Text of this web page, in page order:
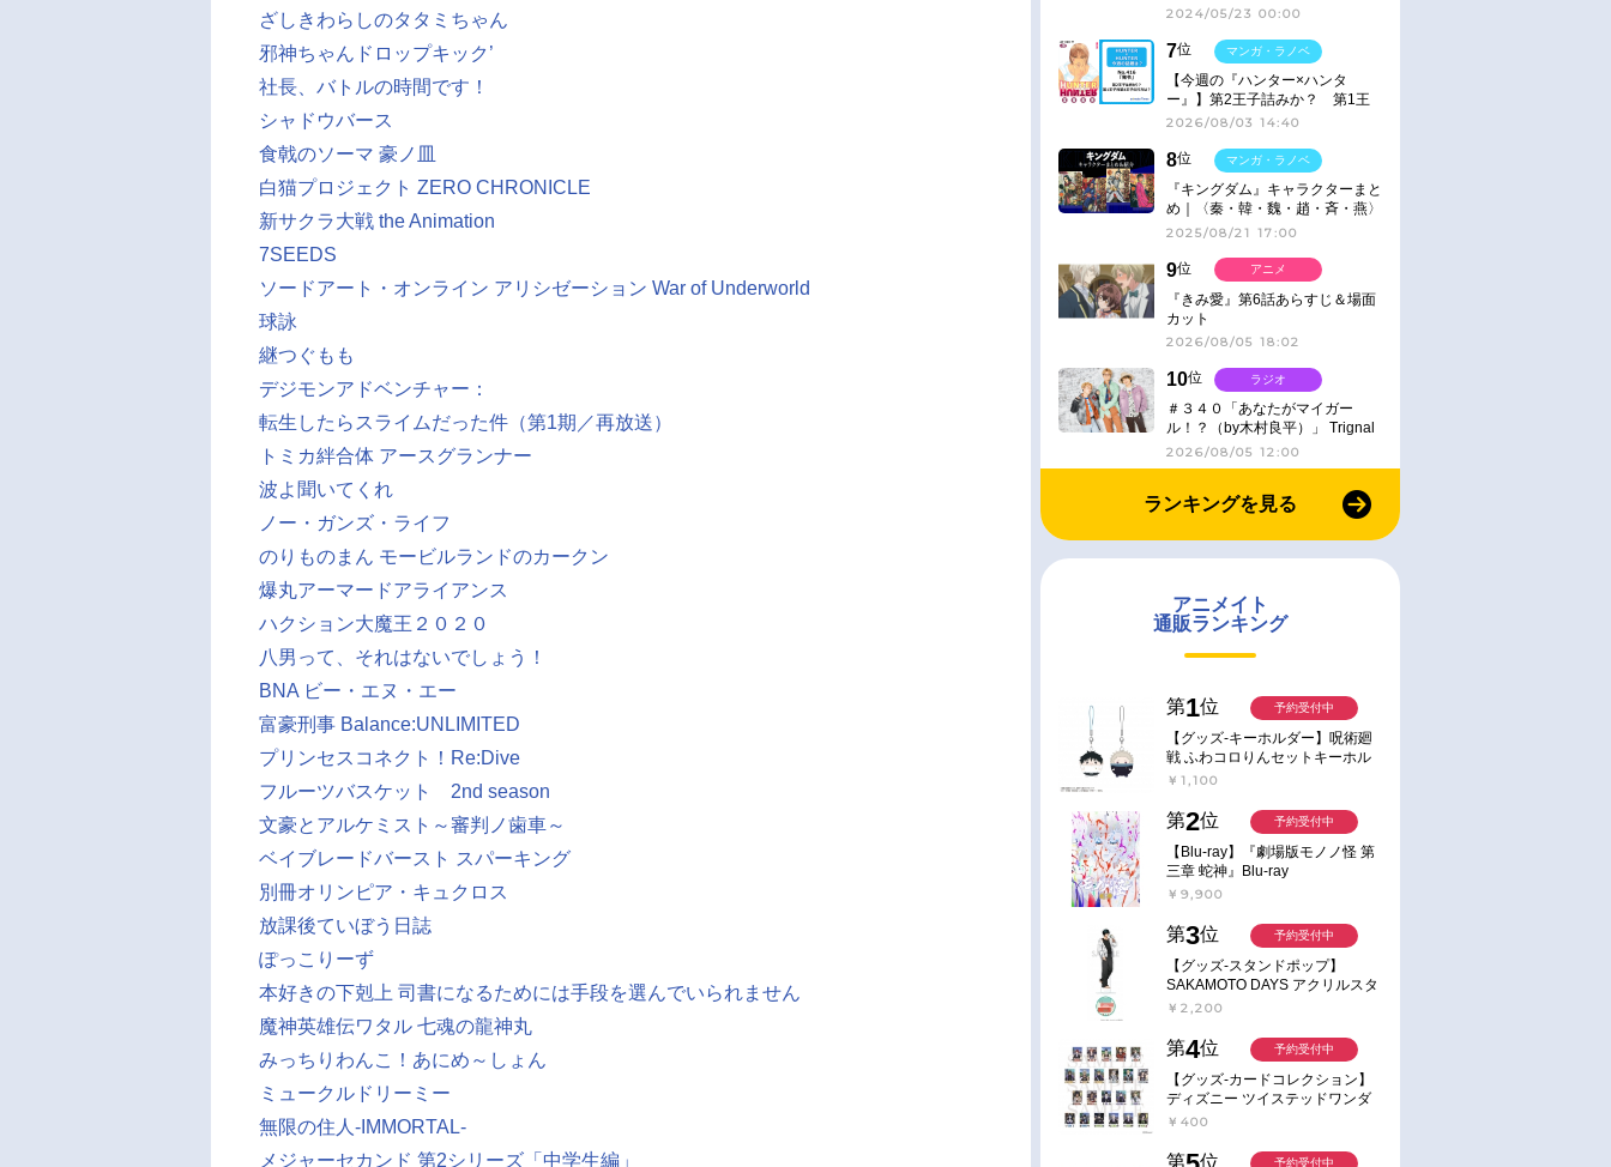
ざしきわらしのタタミちゃん
邪神ちゃんドロップキック’
社長、バトルの時間です！
シャドウバース
食戟のソーマ 豪ノ皿
白猫プロジェクト ZERO CHRONICLE
新サクラ大戦 the Animation
7SEEDS
ソードアート・オンライン アリシゼーション War of Underworld
球詠
継つぐもも
デジモンアドベンチャー：
転生したらスライムだった件（第1期／再放送）
トミカ絆合体 アースグランナー
波よ聞いてくれ
ノー・ガンズ・ライフ
のりものまん モービルランドのカークン
爆丸アーマードアライアンス
ハクション大魔王２０２０
八男って、それはないでしょう！
BNA ビー・エヌ・エー
富豪刑事 Balance:UNLIMITED
プリンセスコネクト！Re:Dive
フルーツバスケット 2nd season
文豪とアルケミスト～審判ノ歯車～
ベイブレードバースト スパーキング
別冊オリンピア・キュクロス
放課後ていぼう日誌
ぽっこりーず
本好きの下剋上 司書になるためには手段を選んでいられません
魔神英雄伝ワタル 七魂の龍神丸
みっちりわんこ！あにめ～しょん
ミュークルドリーミー
無限の住人-IMMORTAL-
メジャーセカンド 第2シリーズ「中学生編」
2024/05/23 00:00
7位
【今週の『ハンター×ハンタ
ー』】第2王子詰みか？ 第1王
子と第4王子が対峙「発令」＜
2026/08/03 14:40
マンガ・ラノベ
8位
『キングダム』キャラクターまと
め｜〈秦・韓・魏・趙・斉・燕〉
2025/08/21 17:00
マンガ・ラノベ
9位
『きみ愛』第6話あらすじ＆場面
カット
2026/08/05 18:02
アニメ
10位
＃３４０「あなたがマイガー
ル！？（by木村良平）」 Trignal
のキラキラ☆ビートＲ
2026/08/05 12:00
ラジオ
ランキングを見る
アニメイト
通販ランキング
第1位
【グッズ-キーホルダー】呪術廻
戦 ふわコロりんセットキーホル
ダー【アニメイト特典付】
￥1,100
予約受付中
第2位
【Blu-ray】『劇場版モノノ怪 第
三章 蛇神』Blu-ray
￥9,900
予約受付中
第3位
【グッズ-スタンドポップ】
SAKAMOTO DAYS アクリルスタ
ンド～Sunny Afternoon～ 4.南雲
￥2,200
予約受付中
第4位
【グッズ-カードコレクション】
ディズニー ツイステッドワンダ
ーランド ランダムカードコレク
￥400
予約受付中
第 位 予約受付中